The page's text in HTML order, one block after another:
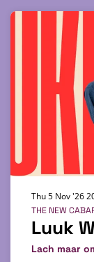
Luuk
Lach maar
THE NEW
Thu 5 Nov '26